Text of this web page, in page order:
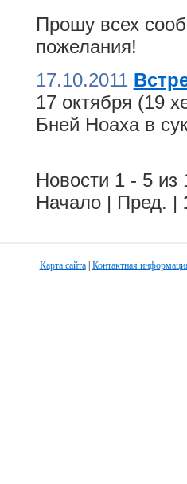
Прошу всех
пожелания!
17.10.2011
17 октября (19
Бней Ноаха в
Новости 1 - 5 из
Начало | Пред. |
Карта сайта| Контактная